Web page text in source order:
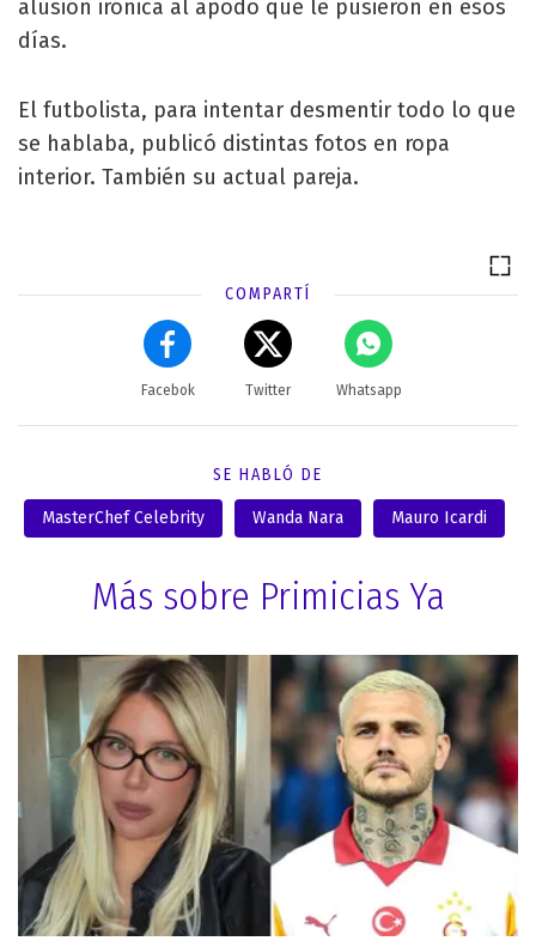
alusión irónica al apodo que le pusieron en esos
días.
El futbolista, para intentar desmentir todo lo que
se hablaba, publicó distintas fotos en ropa
interior. También su actual pareja.
COMPARTÍ
Facebok Twitter Whatsapp
SE HABLÓ DE
MasterChef Celebrity Wanda Nara Mauro Icardi
Más sobre Primicias Ya